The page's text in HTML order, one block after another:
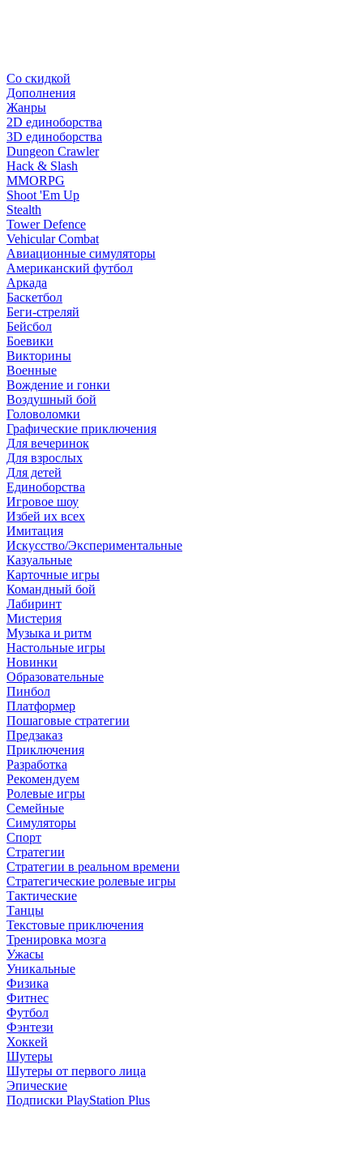
Со скидкой
Дополнения
Жанры
2D единоборства
3D единоборства
Dungeon Crawler
Hack & Slash
MMORPG
Shoot 'Em Up
Stealth
Tower Defence
Vehicular Combat
Авиационные симуляторы
Американский футбол
Аркада
Баскетбол
Беги-стреляй
Бейсбол
Боевики
Викторины
Военные
Вождение и гонки
Воздушный бой
Головоломки
Графические приключения
Для вечеринок
Для взрослых
Для детей
Единоборства
Игровое шоу
Избей их всех
Имитация
Искусство/Экспериментальные
Казуальные
Карточные игры
Командный бой
Лабиринт
Мистерия
Музыка и ритм
Настольные игры
Новинки
Образовательные
Пинбол
Платформер
Пошаговые стратегии
Предзаказ
Приключения
Разработка
Рекомендуем
Ролевые игры
Семейные
Симуляторы
Спорт
Стратегии
Стратегии в реальном времени
Стратегические ролевые игры
Тактические
Танцы
Текстовые приключения
Тренировка мозга
Ужасы
Уникальные
Физика
Фитнес
Футбол
Фэнтези
Хоккей
Шутеры
Шутеры от первого лица
Эпические
Подписки PlayStation Plus